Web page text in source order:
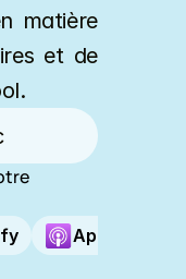
matière
et de
Apple